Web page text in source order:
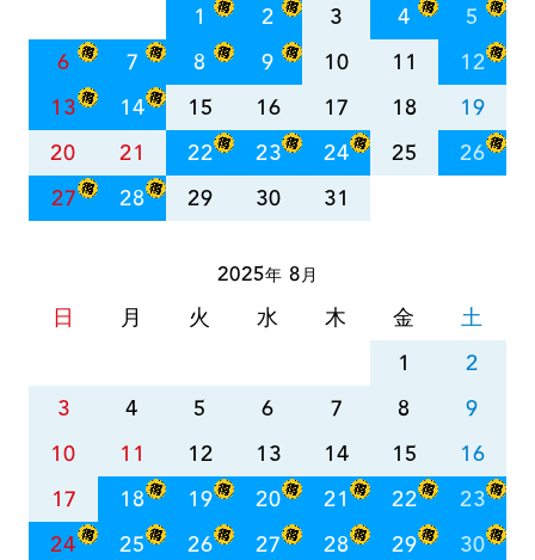
1
2 3 4
5
6
7 8 9 10 11
12
13
14 15 16 17 18
19
20
21 22 23 24 25
26
27
28 29 30 31
2025年 8月
日 月 火 水 木 金
土
1
2
3
4 5 6 7 8
9
10
11 12 13 14 15
16
17
18 19 20 21 22
23
24
25 26 27 28 29
30